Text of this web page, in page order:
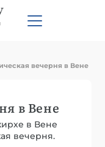
вечерня в Вене
в Вене
в Вене
вечерня.